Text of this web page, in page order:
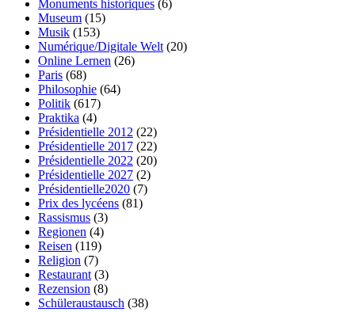
Monuments historiques (6)
Museum (15)
Musik (153)
Numérique/Digitale Welt (20)
Online Lernen (26)
Paris (68)
Philosophie (64)
Politik (617)
Praktika (4)
Présidentielle 2012 (22)
Présidentielle 2017 (22)
Présidentielle 2022 (20)
Présidentielle 2027 (2)
Présidentielle2020 (7)
Prix des lycéens (81)
Rassismus (3)
Regionen (4)
Reisen (119)
Religion (7)
Restaurant (3)
Rezension (8)
Schüleraustausch (38)